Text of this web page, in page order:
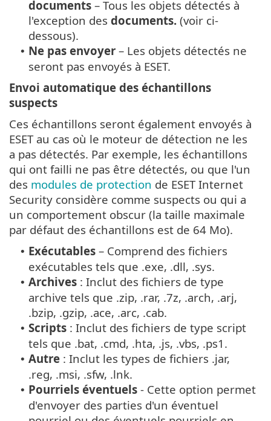
documents – Tous les objets détectés à
l'exception des documents. (voir ci-
dessous).
• Ne pas envoyer – Les objets détectés ne
seront pas envoyés à ESET.
Envoi automatique des échantillons
suspects
Ces échantillons seront également envoyés à
ESET au cas où le moteur de détection ne les
a pas détectés. Par exemple, les échantillons
qui ont failli ne pas être détectés, ou que l'un
des modules de protection de ESET Internet
Security considère comme suspects ou qui a
un comportement obscur (la taille maximale
par défaut des échantillons est de 64 Mo).
• Exécutables – Comprend des fichiers
exécutables tels que .exe, .dll, .sys.
• Archives : Inclut des fichiers de type
archive tels que .zip, .rar, .7z, .arch, .arj,
.bzip, .gzip, .ace, .arc, .cab.
• Scripts : Inclut des fichiers de type script
tels que .bat, .cmd, .hta, .js, .vbs, .ps1.
• Autre : Inclut les types de fichiers .jar,
.reg, .msi, .sfw, .lnk.
• Pourriels éventuels - Cette option permet
d'envoyer des parties d'un éventuel